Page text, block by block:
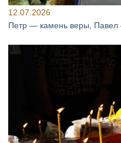
12.07.2026
Петр — камень веры, Павел